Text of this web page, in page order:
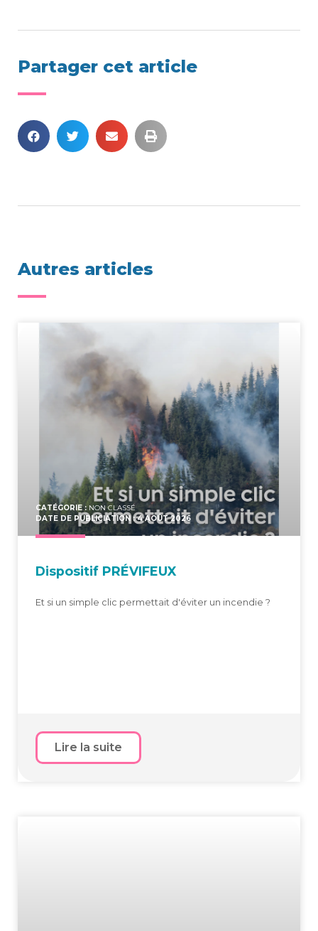
Partager cet article
Autres articles
CATÉGORIE : NON CLASSÉ
DATE DE PUBLICIATION : 4 AOÛT 2026
Dis­po­si­tif PRÉVIFEUX
Et si un simple clic permettait d'éviter un incendie ?
Lire la suite